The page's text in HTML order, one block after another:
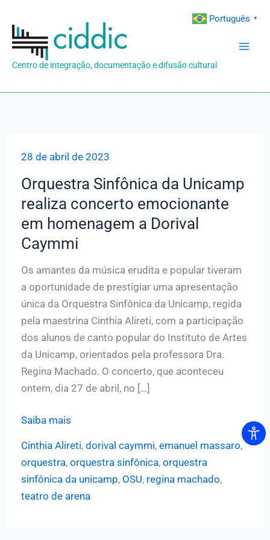
para
conteúdo
Centro de integração, documentação e difusão cultural
28 de abril de 2023
Orquestra Sinfônica da Unicamp
realiza concerto emocionante
em homenagem a Dorival
Caymmi
Os amantes da música erudita e popular tiveram
a oportunidade de prestigiar uma apresentação
única da Orquestra Sinfônica da Unicamp, regida
pela maestrina Cinthia Alireti, com a participação
dos alunos de canto popular do Instituto de Artes
da Unicamp, orientados pela professora Dra.
Regina Machado. O concerto, que aconteceu
ontem, dia 27 de abril, no […]
Orquestra
Unicamp
Saiba mais
Cinthia Alireti, dorival caymmi, emanuel massaro,
orquestra, orquestra sinfônica, orquestra
sinfônica da unicamp, OSU, regina machado,
teatro de arena
Português ▼